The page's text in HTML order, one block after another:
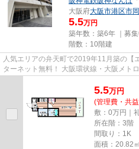
大阪府大阪市港区市
5.5万円
築年数：築6年 ｜募集
階数：10階建
人気エリアの弁天町で2019年11月築の【
ターネット無料！ 大阪環状線・大阪メト
5.5万円
(管理費・共
敷：0万円｜
所在階：3階
間取り：1K
面積：20.82㎡